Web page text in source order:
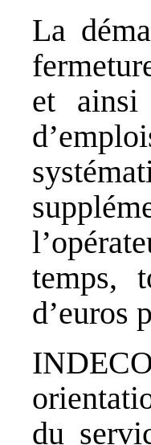
La
et ainsi
temps,
d’euros
du